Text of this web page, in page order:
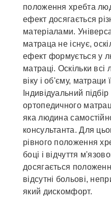
положення хребта
ефект досягається
матеріалами.
матраца не існує,
ефект формується у
матраці. Оскільки всі
віку і об'єму, матраци
Індивідуальний
ортопедичного
яка людина
консультанта. Для
рівного положення
боці і відчуття
досягається
відсутні больові,
який дискомфорт.